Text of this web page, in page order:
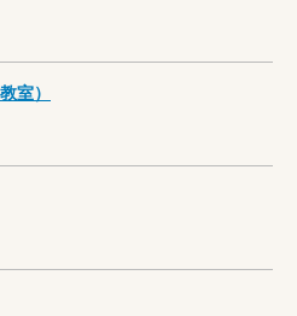
室）